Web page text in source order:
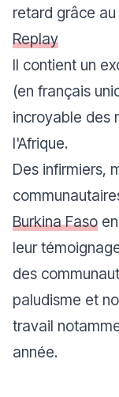
retard grâce
Replay
Il contient un
(en français
incroyable des
l'Afrique.
Des infirmiers,
Burkina Faso
leur
des
paludisme et
travail
année.